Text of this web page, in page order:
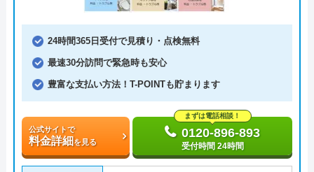
24時間365日受付で見積り・点検無料
最速30分訪問で緊急時も安心
豊富な支払い方法！T-POINTも貯まります
公式サイトで
料金詳細を見る
まずは電話相談！
0120-896-893
受付時間 24時間